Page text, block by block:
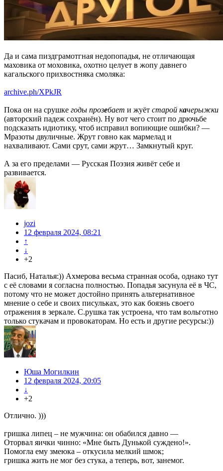
Да и сама пиздграмотгная недопопадья, не отличающая
маховика от моховика, охотно целует в жопу давнего
кагальского прихвостняка смоляка:
archive.ph/XPkJR
Пока он на срушке годы прозебает и жуёт старой качерыжки
(авторский падеж сохранён). Ну вот чего стоит по дрючьбе
подсказать идиотику, чтоб исправил вопиющие ошибки? —
Мразоты двуличные. Жрут говно как мармелад и
нахваливают. Сами срут, сами жрут… Замкнутый круг.
А за его пределами — Русская Поэзия живёт себе и
развивается.
jozi
12 февраля 2024, 08:21
↑
↓
+2
Пасиб, Наталья:)) Ахмерова весьма странная особа, однако тут
с её словами я согласна полностью. Попадья засунула её в ЧС,
потому что не может достойно принять альтернативное
мнение о себе и своих писульках, это как боязнь своего
отражения в зеркале. С.рушка так устроена, что там вольготно
только стукачам и провокаторам. Но есть и другие ресурсы:))
Юша Могилкин
12 февраля 2024, 20:05
↓
+2
Отлично. )))
гришка липец – не мужчина: он обабился давно —
Оторвал яички чинно: «Мне быть Дунькой суждено!».
Помогла ему змеюка – откусила мелкий шмок;
гришка жить не мог без стука, а теперь, вот, занемог.